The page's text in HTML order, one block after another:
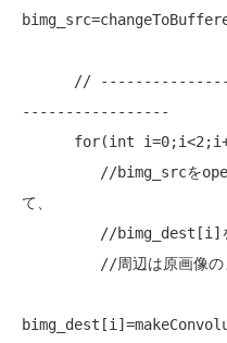
//
-----------------
for(int
//bimg_srcを
て、
//bimg_dest[i]
//周辺は原画像の